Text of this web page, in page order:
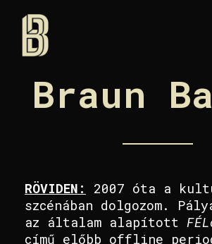
Braun
RÖVIDEN:
2007 óta a
szcénában dolgozom.
az általam alapított
című előbb offline